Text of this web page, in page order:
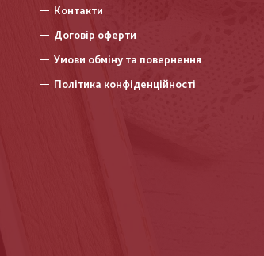
Контакти
Договір оферти
Умови обміну та повернення
Політика конфіденційності